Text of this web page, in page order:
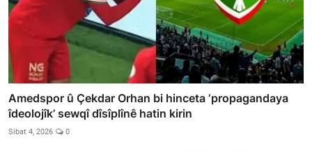
Amedspor û Çekdar Orhan bi hinceta ‘propagandaya
îdeolojîk’ sewqî dîsîplînê hatin kirin
Sibat 4, 2026 0